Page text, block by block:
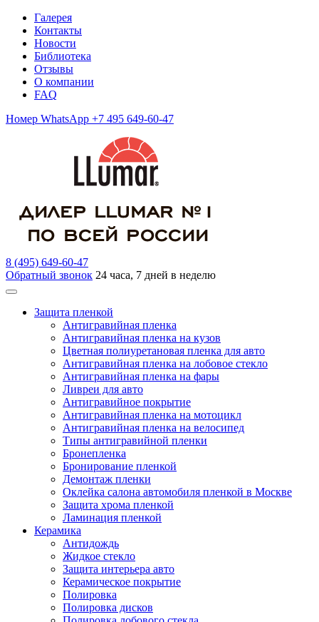
Галерея
Контакты
Новости
Библиотека
Отзывы
О компании
FAQ
Номер WhatsApp +7 495 649-60-47
8 (495) 649-60-47
Обратный звонок 24 часа, 7 дней в неделю
Защита пленкой
Антигравийная пленка
Антигравийная пленка на кузов
Цветная полиуретановая пленка для авто
Антигравийная пленка на лобовое стекло
Антигравийная пленка на фары
Ливреи для авто
Антигравийное покрытие
Антигравийная пленка на мотоцикл
Антигравийная пленка на велосипед
Типы антигравийной пленки
Бронепленка
Бронирование пленкой
Демонтаж пленки
Оклейка салона автомобиля пленкой в Москве
Защита хрома пленкой
Ламинация пленкой
Керамика
Антидождь
Жидкое стекло
Защита интерьера авто
Керамическое покрытие
Полировка
Полировка дисков